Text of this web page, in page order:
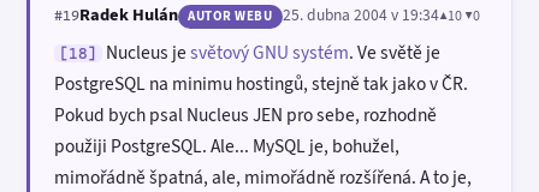
#19Radek Hulán AUTOR WEBU 25. dubna 2004 v 19:34▲10 ▼0
[18] Nucleus jesvětový GNU systém. Ve světě je
PostgreSQL na minimu hostingů, stejně tak jako v ČR.
Pokud bych psal Nucleus JEN pro sebe, rozhodně
použiji PostgreSQL. Ale... MySQL je, bohužel,
mimořádně špatná, ale, mimořádně rozšířená. A to je,